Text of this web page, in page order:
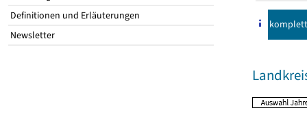
Definitionen und Erläuterungen
Newsletter
komplett